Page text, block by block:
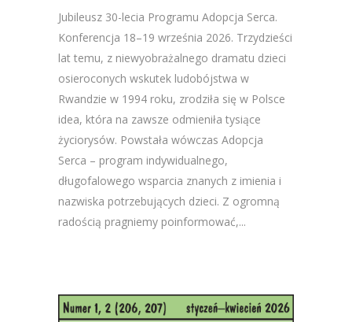
Jubileusz 30-lecia Programu Adopcja Serca.
Konferencja 18–19 września 2026. Trzydzieści
lat temu, z niewyobrażalnego dramatu dzieci
osieroconych wskutek ludobójstwa w
Rwandzie w 1994 roku, zrodziła się w Polsce
idea, która na zawsze odmieniła tysiące
życiorysów. Powstała wówczas Adopcja
Serca – program indywidualnego,
długofalowego wsparcia znanych z imienia i
nazwiska potrzebujących dzieci. Z ogromną
radością pragniemy poinformować,...